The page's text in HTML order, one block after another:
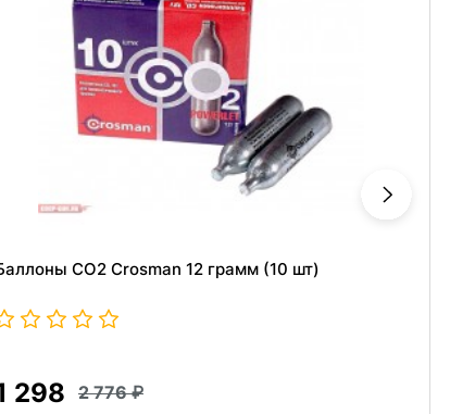
СО2 Crosman 12 грамм (10 шт)
298 2 776